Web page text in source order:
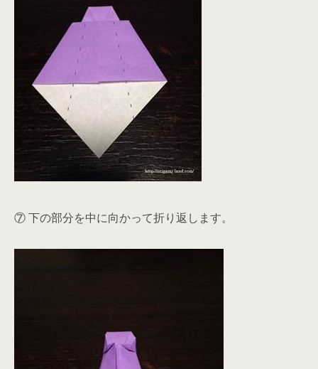
⑦ 下の部分を中に向かって折り返します。